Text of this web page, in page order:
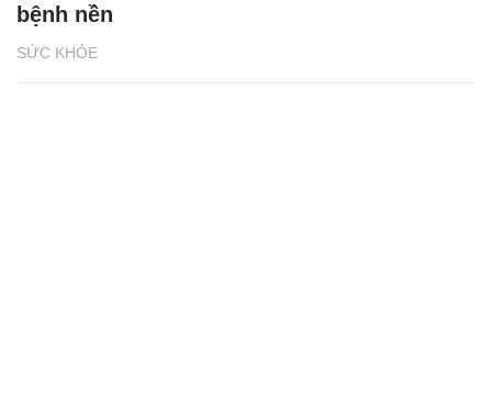
SỨC KHỎE
bệnh nền